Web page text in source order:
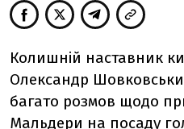
Колишній наставник
Олександр
багато розмов щодо
Мальдери на посаду